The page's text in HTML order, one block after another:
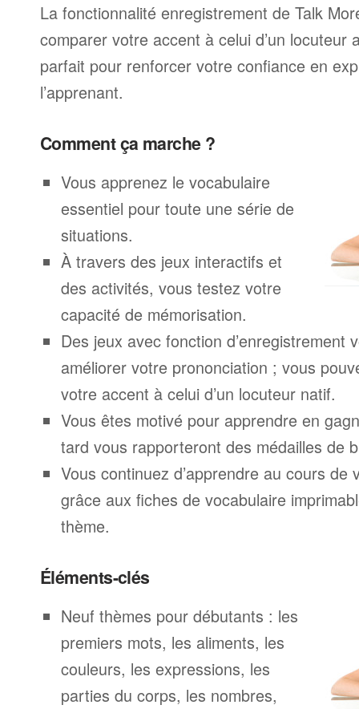
La fonctionnalité enregistrement de Talk
comparer votre accent à celui d’un locuteur
parfait pour renforcer votre confiance en
l’apprenant.
Comment ça marche ?
Vous apprenez le vocabulaire
essentiel pour toute une série de
situations.
À travers des jeux interactifs et
des activités, vous testez votre
capacité de mémorisation.
Des jeux avec fonction d’enregistrement
améliorer votre prononciation ; vous
votre accent à celui d’un locuteur natif.
Vous êtes motivé pour apprendre en
tard vous rapporteront des médailles de
Vous continuez d’apprendre au cours de
grâce aux fiches de vocabulaire
thème.
Éléments-clés
Neuf thèmes pour débutants : les
premiers mots, les aliments, les
couleurs, les expressions, les
parties du corps, les nombres,